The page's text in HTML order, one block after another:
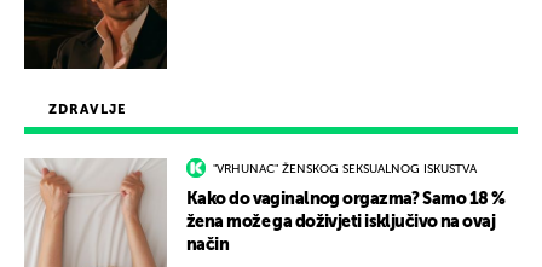
ZDRAVLJE
"VRHUNAC" ŽENSKOG SEKSUALNOG ISKUSTVA
Kako do vaginalnog orgazma? Samo 18 %
žena može ga doživjeti isključivo na ovaj
način